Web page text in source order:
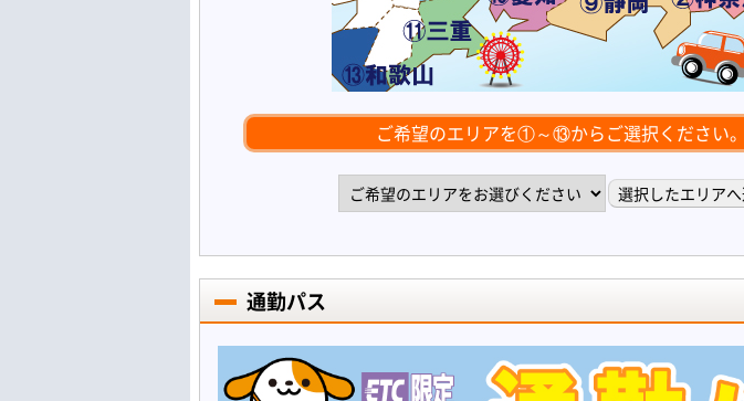
ご希望のエリアを①～⑬からご選択ください。
通勤パス